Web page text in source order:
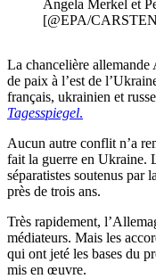
Angela Merkel et
[@EPA/
La chancelière
de paix à l’est de
français, ukrainien et
Tagesspiegel.
Aucun autre conflit n’a
fait la guerre en Ukraine.
séparatistes soutenus par
près de trois ans.
Très rapidement,
médiateurs. Mais les
qui ont jeté les bases du
mis en œuvre.